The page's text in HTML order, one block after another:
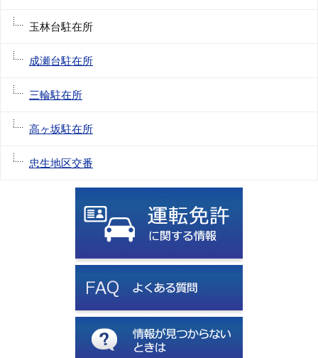
玉林台駐在所
成瀬台駐在所
三輪駐在所
高ヶ坂駐在所
忠生地区交番